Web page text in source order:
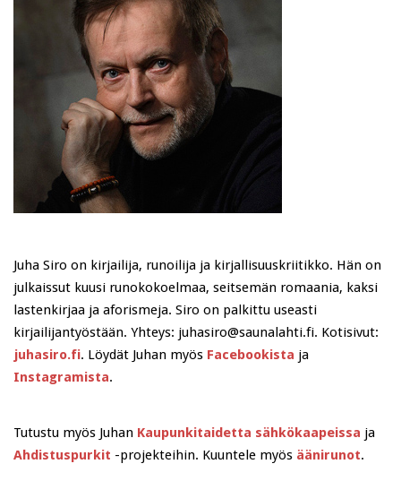
Juha Siro on kirjailija, runoilija ja kirjallisuuskriitikko. Hän on
julkaissut kuusi runokokoelmaa, seitsemän romaania, kaksi
lastenkirjaa ja aforismeja. Siro on palkittu useasti
kirjailijantyöstään. Yhteys: juhasiro@saunalahti.fi. Kotisivut:
juhasiro.fi. Löydät Juhan myös Facebookista ja
Instagramista.
Tutustu myös Juhan Kaupunkitaidetta sähkökaapeissa ja
Ahdistuspurkit -projekteihin. Kuuntele myös äänirunot.